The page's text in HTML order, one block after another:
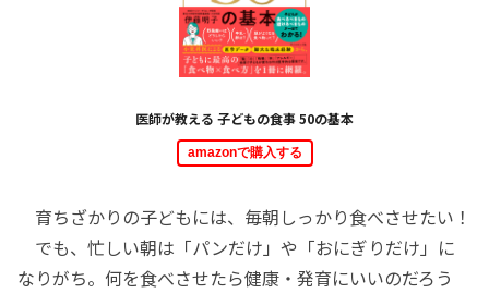
医師が教える 子どもの食事 50の基本
amazonで購入する
育ちざかりの子どもには、毎朝しっかり食べさせたい！
でも、忙しい朝は「パンだけ」や「おにぎりだけ」に
なりがち。何を食べさせたら健康・発育にいいのだろう